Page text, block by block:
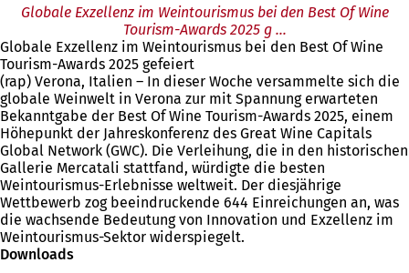
Globale Exzellenz im Weintourismus bei den Best Of Wine
Tourism-Awards 2025 g …
Globale Exzellenz im Weintourismus bei den Best Of Wine
Tourism-Awards 2025 gefeiert
(rap) Verona, Italien – In dieser Woche versammelte sich die
globale Weinwelt in Verona zur mit Spannung erwarteten
Bekanntgabe der Best Of Wine Tourism-Awards 2025, einem
Höhepunkt der Jahreskonferenz des Great Wine Capitals
Global Network (GWC). Die Verleihung, die in den historischen
Gallerie Mercatali stattfand, würdigte die besten
Weintourismus-Erlebnisse weltweit. Der diesjährige
Wettbewerb zog beeindruckende 644 Einreichungen an, was
die wachsende Bedeutung von Innovation und Exzellenz im
Weintourismus-Sektor widerspiegelt.
Downloads